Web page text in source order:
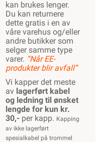
kan brukes lenger.
Du kan returnere
dette gratis i en av
våre varehus og/eller
andre butikker som
selger samme type
varer. “Når EE-
produkter blir avfall”
Vi kapper det meste
av lagerført kabel
og ledning til ønsket
lengde for kun kr.
30,- per kapp. Kapping
av ikke lagerført
spesialkabel på trommel